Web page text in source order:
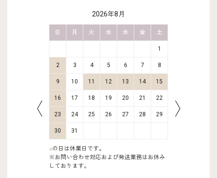
2026年8月
日 月 火 水 木 金 土
1
2 3 4 5 6 7 8
9 10 11 12 13 14 15
16 17 18 19 20 21 22
23 24 25 26 27 28 29
30 31
■の日は休業日です。
※お問い合わせ対応および発送業務はお休み
しております。